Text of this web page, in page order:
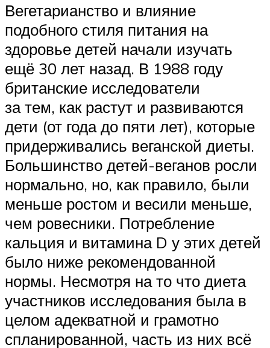
Вегетарианство и влияние
подобного стиля питания на
здоровье детей начали изучать
ещё 30 лет назад. В 1988 году
британские исследователи
за тем, как растут и развиваются
дети (от года до пяти лет), которые
придерживались веганской диеты.
Большинство детей-веганов росли
нормально, но, как правило, были
меньше ростом и весили меньше,
чем ровесники. Потребление
кальция и витамина D у этих детей
было ниже рекомендованной
нормы. Несмотря на то что диета
участников исследования была в
целом адекватной и грамотно
спланированной, часть из них всё